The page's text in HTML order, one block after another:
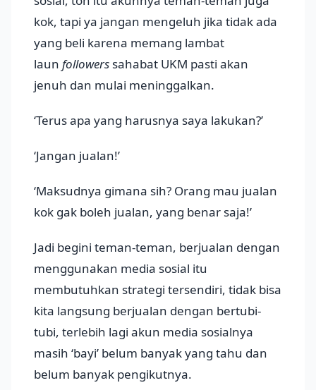
kok, tapi ya jangan mengeluh jika tidak ada
yang beli karena memang lambat
laun followers sahabat UKM pasti akan
jenuh dan mulai meninggalkan.
‘Terus apa yang harusnya saya lakukan?’
‘Jangan jualan!’
‘Maksudnya gimana sih? Orang mau jualan
kok gak boleh jualan, yang benar saja!’
Jadi begini teman-teman, berjualan dengan
menggunakan media sosial itu
membutuhkan strategi tersendiri, tidak bisa
kita langsung berjualan dengan bertubi-
tubi, terlebih lagi akun media sosialnya
masih ‘bayi’ belum banyak yang tahu dan
belum banyak pengikutnya.